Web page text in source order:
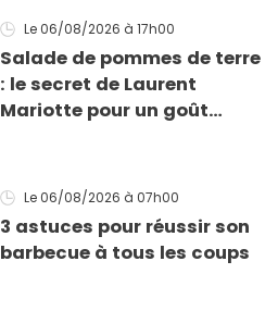
Le 06/08/2026 à 17h00
Salade de pommes de terre
: le secret de Laurent
Mariotte pour un goût
Le 06/08/2026 à 07h00
3 astuces pour réussir son
barbecue à tous les coups